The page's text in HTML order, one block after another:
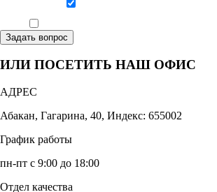
Задать вопрос
ИЛИ ПОСЕТИТЬ НАШ ОФИС
АДРЕС
Абакан, Гагарина, 40, Индекс: 655002
График работы
пн-пт с 9:00 до 18:00
Отдел качества